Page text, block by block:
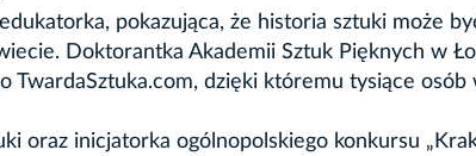
pokazująca, że historia sztuki może
Doktorantka Akademii Sztuk Pięknych w
TwardaSztuka.com, dzięki któremu tysiące osób
oraz inicjatorka ogólnopolskiego konkursu